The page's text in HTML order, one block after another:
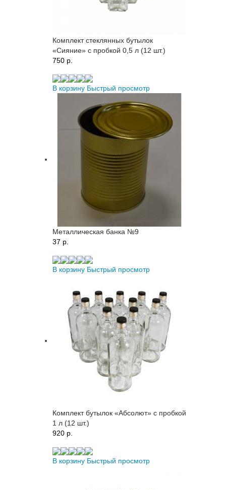
Комплект стеклянных бутылок
«Сияние» с пробкой 0,5 л (12 шт.)
750 p.
В корзину Быстрый просмотр
Металлическая банка №9
37 p.
В корзину Быстрый просмотр
Комплект бутылок «Абсолют» с пробкой
1 л (12 шт.)
920 p.
В корзину Быстрый просмотр